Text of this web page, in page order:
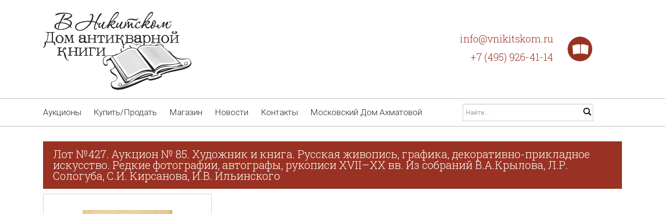
info@vnikitskom.ru
+7 (495) 926-41-14
Аукционы Купить/Продать Магазин Новости Контакты Московский Дом Ахматовой
Лот №427. Аукцион № 85. Художник и книга. Русская живопись, графика, декоративно-прикладное
искусство. Редкие фотографии, автографы, рукописи XVII–XX вв. Из собраний В.А.Крылова, Л.Р.
Сологуба, С.И. Кирсанова, И.В. Ильинского